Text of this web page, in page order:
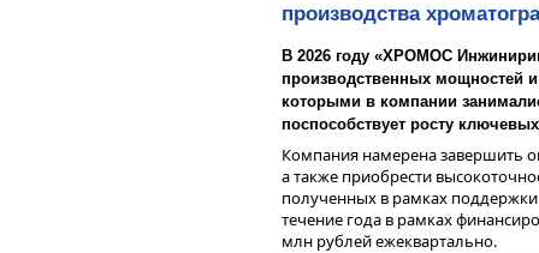
производства
В 2026 году «ХРОМОС
производственных мощностей
которыми в компании
поспособствует росту
Компания намерена завершить
а также приобрести
полученных в рамках
течение года в рамках
млн рублей ежеквартально.